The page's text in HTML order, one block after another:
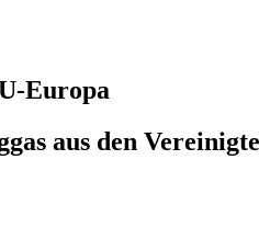
Europa
aus den